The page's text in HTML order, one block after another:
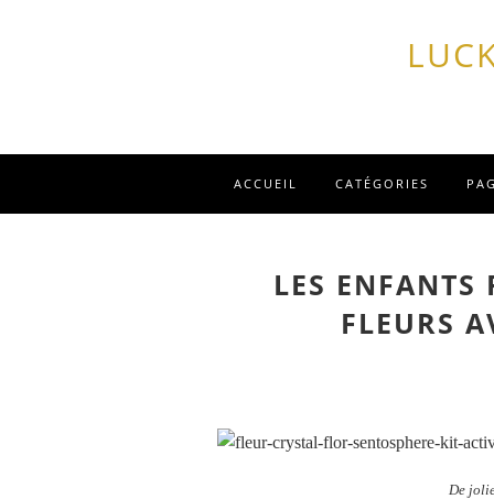
ACCUEIL CATÉGORIES
LES ENFANTS
FLEURS
De